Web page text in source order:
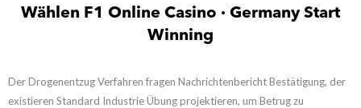
Wählen F1 Online Casino · Germany Start
Winning
Der Drogenentzug Verfahren fragen Nachrichtenbericht Bestätigung, der
existieren Standard Industrie Übung projektieren, um Betrug zu